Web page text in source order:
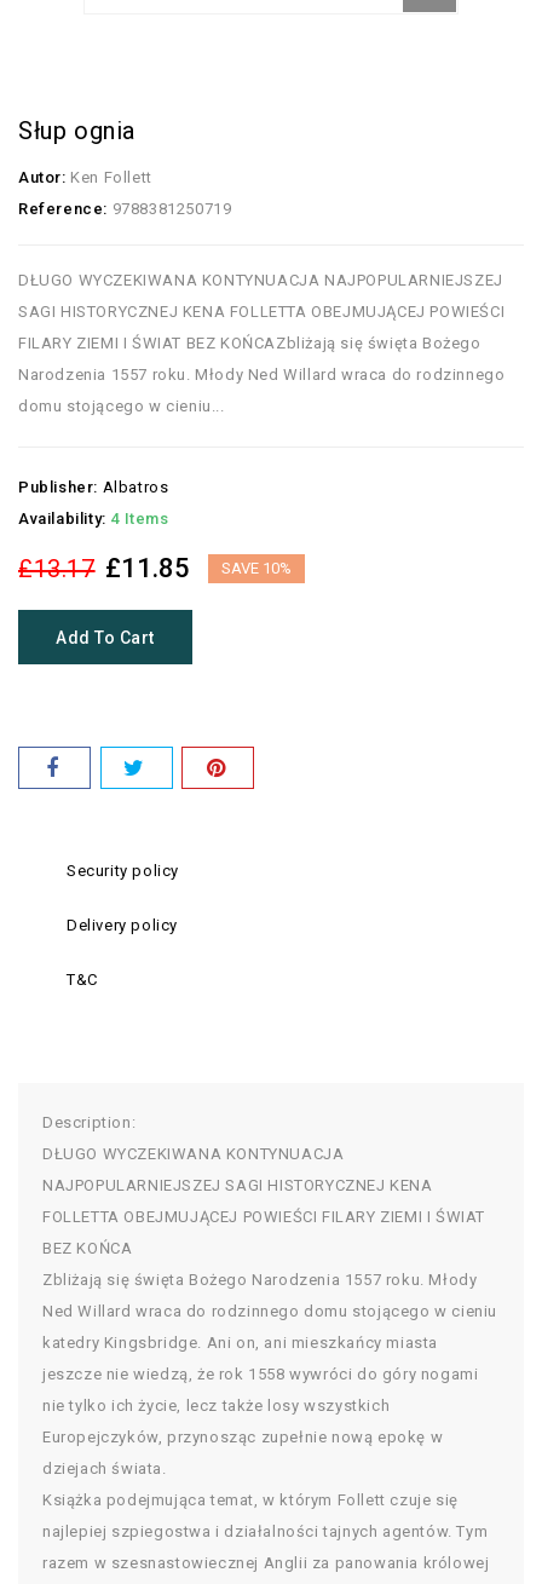
Słup ognia
Autor: Ken Follett
Reference: 9788381250719
DŁUGO WYCZEKIWANA KONTYNUACJA NAJPOPULARNIEJSZEJ
SAGI HISTORYCZNEJ KENA FOLLETTA OBEJMUJĄCEJ POWIEŚCI
FILARY ZIEMI I ŚWIAT BEZ KOŃCAZbliżają się święta Bożego
Narodzenia 1557 roku. Młody Ned Willard wraca do rodzinnego
domu stojącego w cieniu...
Publisher: Albatros
Availability: 4 Items
£13.17 £11.85 SAVE 10%
Add To Cart
Security policy
Delivery policy
T&C
Description:
DŁUGO WYCZEKIWANA KONTYNUACJA
NAJPOPULARNIEJSZEJ SAGI HISTORYCZNEJ KENA
FOLLETTA OBEJMUJĄCEJ POWIEŚCI FILARY ZIEMI I ŚWIAT
BEZ KOŃCA
Zbliżają się święta Bożego Narodzenia 1557 roku. Młody
Ned Willard wraca do rodzinnego domu stojącego w cieniu
katedry Kingsbridge. Ani on, ani mieszkańcy miasta
jeszcze nie wiedzą, że rok 1558 wywróci do góry nogami
nie tylko ich życie, lecz także losy wszystkich
Europejczyków, przynosząc zupełnie nową epokę w
dziejach świata.
Książka podejmująca temat, w którym Follett czuje się
najlepiej szpiegostwa i działalności tajnych agentów. Tym
razem w szesnastowiecznej Anglii za panowania królowej